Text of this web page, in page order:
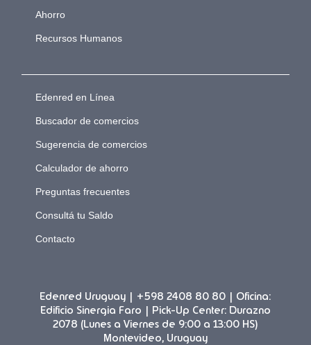
Ahorro
Recursos Humanos
Edenred en Línea
Buscador de comercios
Sugerencia de comercios
Calculador de ahorro
Preguntas frecuentes
Consultá tu Saldo
Contacto
Edenred Uruguay | +598 2408 80 80 | Oficina:
Edificio Sinergia Faro | Pick-Up Center: Durazno
2078 (Lunes a Viernes de 9:00 a 13:00 HS)
Montevideo, Uruguay